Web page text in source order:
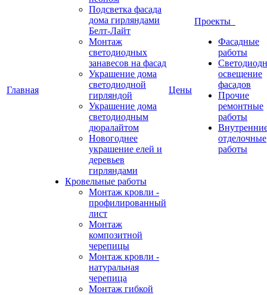
Главная
Подсветка фасада
дома гирляндами
Белт-Лайт
Монтаж
светодиодных
занавесов на фасад
Украшение дома
светодиодной
гирляндой
Украшение дома
светодиодным
дюралайтом
Новогоднее
украшение елей и
деревьев
гирляндами
Кровельные работы
Монтаж кровли -
профилированный
лист
Монтаж
композитной
черепицы
Монтаж кровли -
натуральная
черепица
Монтаж гибкой
Цены
Проекты
Фасадные
работы
освещение
фасадов
Прочие
ремонтные
работы
отделочные
работы